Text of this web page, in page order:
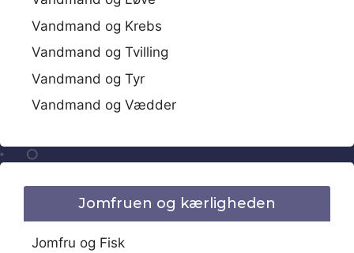
Vandmand og Krebs
Vandmand og Tvilling
Vandmand og Tyr
Vandmand og Vædder
Jomfruen og kærligheden
Jomfru og Fisk